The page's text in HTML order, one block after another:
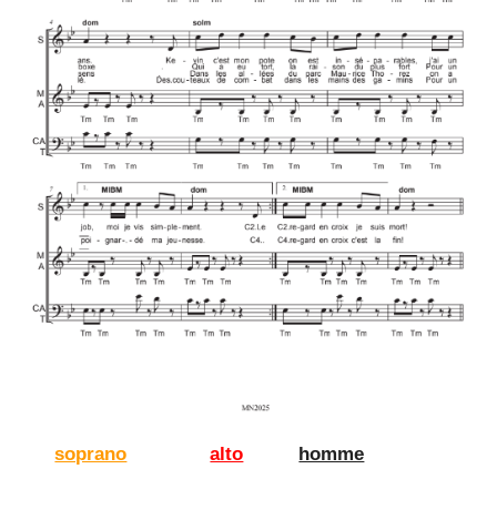
soprano alto homme